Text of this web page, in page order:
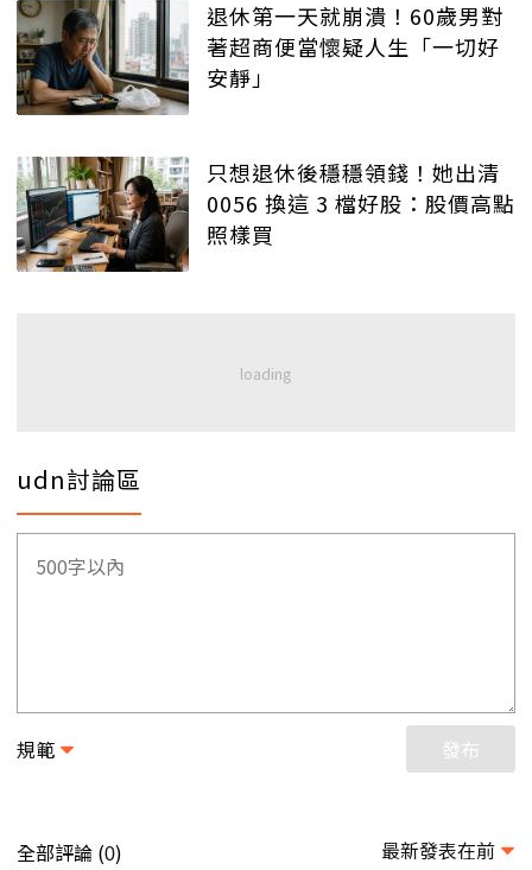
退休第一天就崩潰！60歲男對
著超商便當懷疑人生「一切好
安靜」
只想退休後穩穩領錢！她出清
0056 換這 3 檔好股：股價高點
照樣買
udn討論區
規範 發布
全部評論 (0) 最新發表在前